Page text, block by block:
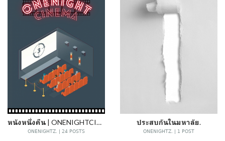
หนังหนึ่งคืน | ONENIGHTCINEMA
ONENIGHTZ. | 24 POSTS
ประสบกันในมหาลัย.
ONENIGHTZ. | 1 POST